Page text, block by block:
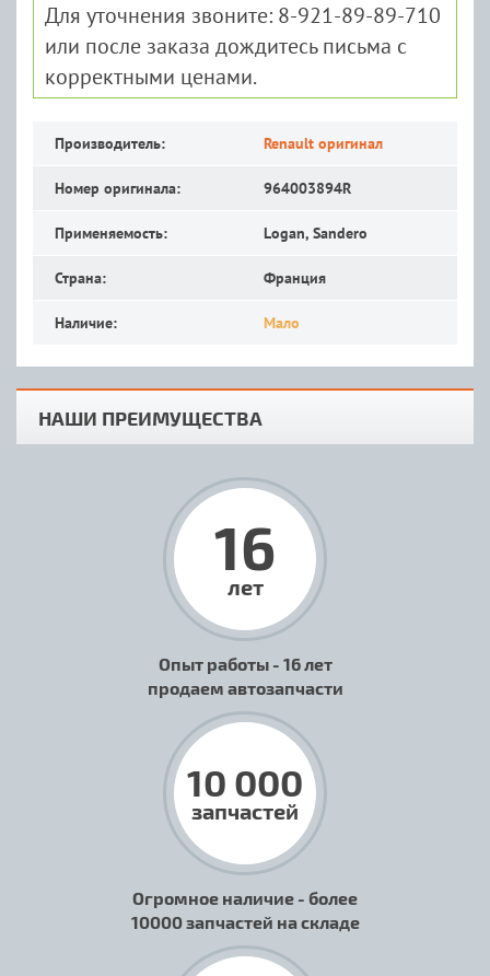
Для уточнения звоните: 8-921-89-89-710
или после заказа дождитесь письма с
корректными ценами.
Производитель: Renault оригинал
Номер оригинала: 964003894R
Применяемость: Logan, Sandero
Страна: Франция
Наличие: Мало
НАШИ ПРЕИМУЩЕСТВА
16
лет
Опыт работы - 16 лет
продаем автозапчасти
10 000
запчастей
Огромное наличие - более
10000 запчастей на складе